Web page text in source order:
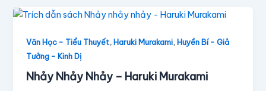
Văn Học - Tiểu Thuyết,Haruki Murakami,Huyền Bí - Giả
Tưởng - Kinh Dị
Nhảy Nhảy Nhảy – Haruki Murakami